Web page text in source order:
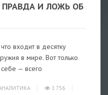
И ЛОЖЬ ОБ
входит в десятку
в мире. Вот только
— всего
1 756